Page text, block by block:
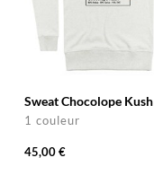
Sweat Chocolope Kush
1 couleur
45,00 €